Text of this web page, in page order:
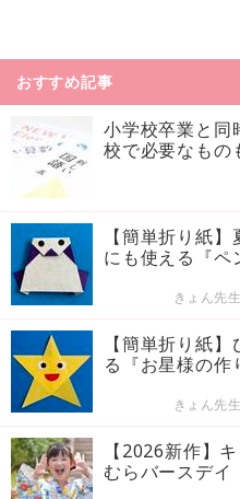
おすすめ記事
小学校卒業と同
校で必要なもの
【簡単折り紙
にも使える『ペ
きょん先
【簡単折り紙
る『お星様の作
きょん先
【2026新作】
むらバースデイ